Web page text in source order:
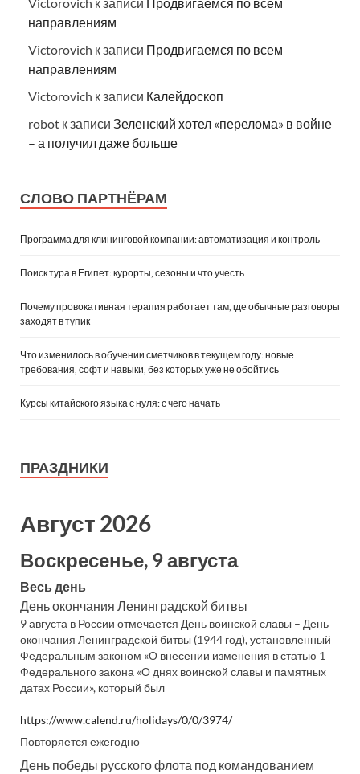
направлениям
Victorovich к записи Продвигаемся по всем
направлениям
Victorovich к записи Калейдоскоп
robot к записи Зеленский хотел «перелома» в войне
– а получил даже больше
СЛОВО ПАРТНЁРАМ
Программа для клининговой компании: автоматизация и контроль
Поиск тура в Египет: курорты, сезоны и что учесть
Почему провокативная терапия работает там, где обычные разговоры
заходят в тупик
Что изменилось в обучении сметчиков в текущем году: новые
требования, софт и навыки, без которых уже не обойтись
Курсы китайского языка с нуля: с чего начать
ПРАЗДНИКИ
Август 2026
Воскресенье, 9 августа
Весь день
День окончания Ленинградской битвы
9 августа в России отмечается День воинской славы – День
окончания Ленинградской битвы (1944 год), установленный
Федеральным законом «О внесении изменения в статью 1
Федерального закона «О днях воинской славы и памятных
датах России», который был
https://www.calend.ru/holidays/0/0/3974/
Повторяется ежегодно
День победы русского флота под командованием